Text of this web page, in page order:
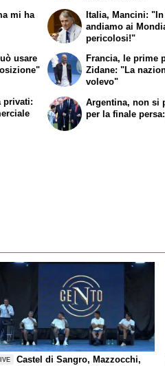
mi ha
Italia, Mancini:
andiamo ai
pericolosi!"
usare
privati:
Francia, le prime
Zidane: "La
volevo"
Argentina, non si
per la finale
LIVE
Castel di Sangro, Mazzocchi,